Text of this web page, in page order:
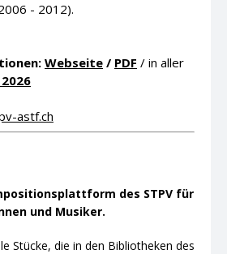
- 2012).
Webseite / PDF / in aller
astf.ch
des STPV für
und Musiker.
Stücke, die in den Bibliotheken des